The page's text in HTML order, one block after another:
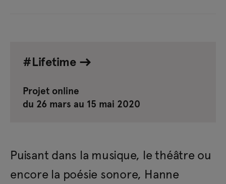
#Lifetime
Projet online
du 26 mars au 15 mai 2020
Puisant dans la musique, le théâtre ou
encore la poésie sonore, Hanne